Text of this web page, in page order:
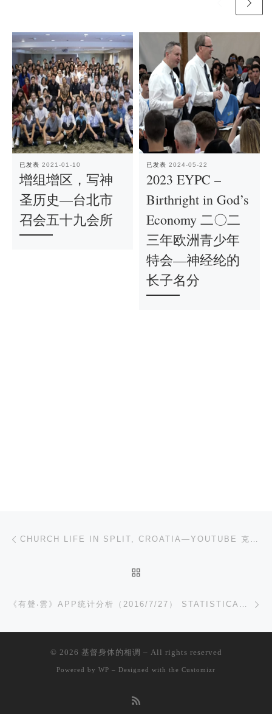
已发表 2021-01-10
增组增区，写神
圣历史—台北市
召会五十九会所
已发表 2024-05-22
2023 EYPC –
Birthright in God’s
Economy 二〇二
三年欧洲青少年
特会—神经纶的
长子名分
文章导航 CHURCH LIFE IN SPLIT, CROATIA—YOUTUBE 克罗地亚斯普利特的召会生活
© 2026 基督身体的相调 – All rights reserved
Powered by WP – Designed with the Customizr